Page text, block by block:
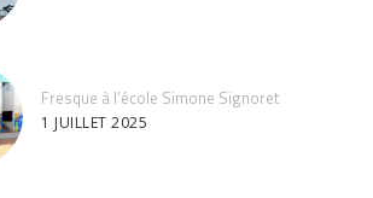
Fresque à l’école Simone Signoret
1 JUILLET 2025